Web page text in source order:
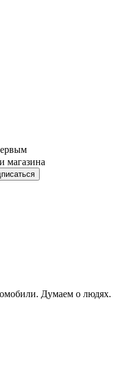
магазина
Думаем о людях.